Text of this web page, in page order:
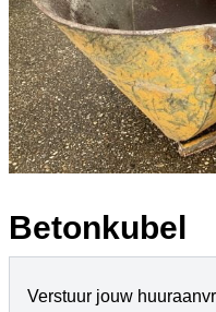
Betonkubel
Verstuur jouw